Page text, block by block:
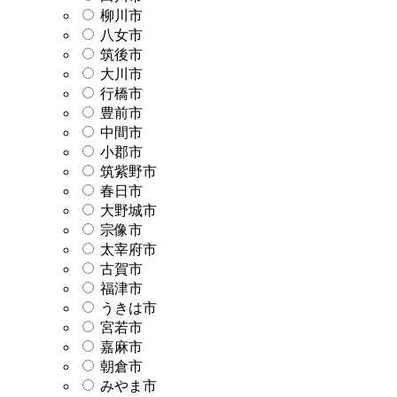
柳川市
八女市
筑後市
大川市
行橋市
豊前市
中間市
小郡市
筑紫野市
春日市
大野城市
宗像市
太宰府市
古賀市
福津市
うきは市
宮若市
嘉麻市
朝倉市
みやま市